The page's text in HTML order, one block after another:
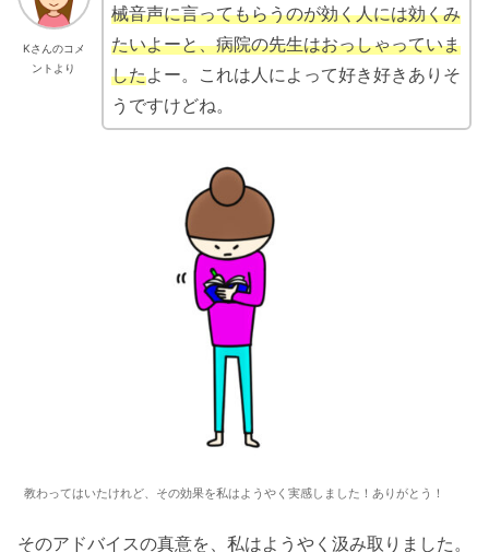
Kさんのコメ
ントより
械音声に言ってもらうのが効く人には効くみ
たいよーと、病院の先生はおっしゃっていま
したよー。これは人によって好き好きありそ
うですけどね。
教わってはいたけれど、その効果を私はようやく実感しました！ありがとう！
そのアドバイスの真意を、私はようやく汲み取りました。